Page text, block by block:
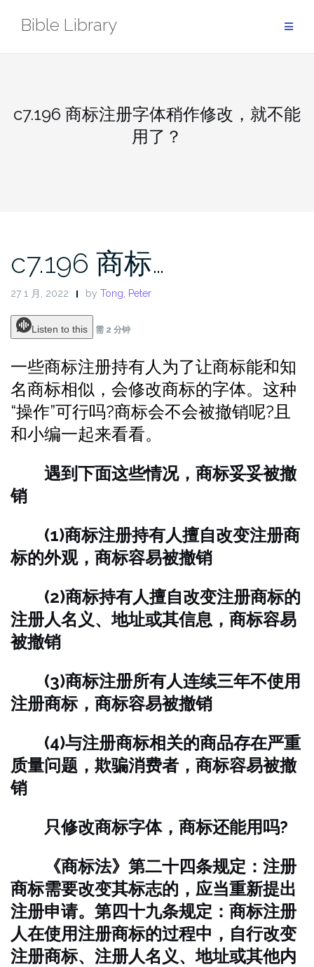
Bible Library
c7.196 商标注册字体稍作修改，就不能
用了？
c7.196 商标…
27 1 月, 2022 by Tong, Peter
Listen to this 需 2 分钟
一些商标注册持有人为了让商标能和知
名商标相似，会修改商标的字体。这种
“操作”可行吗?商标会不会被撤销呢?且
和小编一起来看看。
遇到下面这些情况，商标妥妥被撤
销
(1)商标注册持有人擅自改变注册商
标的外观，商标容易被撤销
(2)商标持有人擅自改变注册商标的
注册人名义、地址或其信息，商标容易
被撤销
(3)商标注册所有人连续三年不使用
注册商标，商标容易被撤销
(4)与注册商标相关的商品存在严重
质量问题，欺骗消费者，商标容易被撤
销
只修改商标字体，商标还能用吗?
《商标法》第二十四条规定：注册
商标需要改变其标志的，应当重新提出
注册申请。第四十九条规定：商标注册
人在使用注册商标的过程中，自行改变
注册商标、注册人名义、地址或其他内